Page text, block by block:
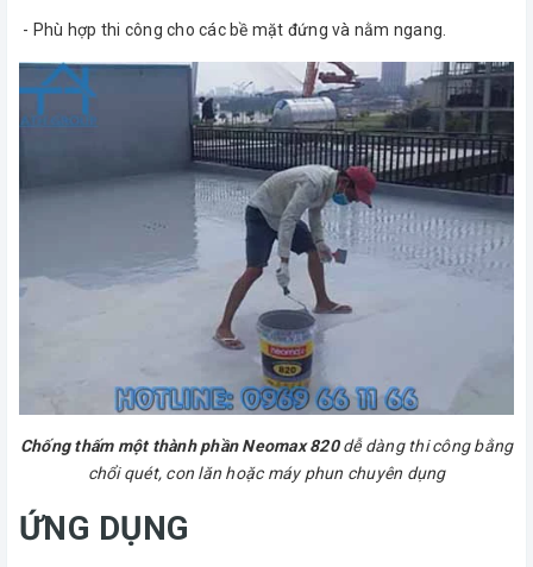
- Phù hợp thi công cho các bề mặt đứng và nằm ngang.
Chống thấm một thành phần Neomax 820dễ dàng thi công bằng
chổi quét, con lăn hoặc máy phun chuyên dụng
ỨNG DỤNG